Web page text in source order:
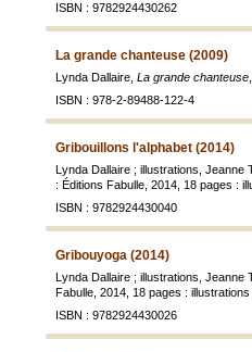
ISBN : 9782924430262
La grande chanteuse (2009)
Lynda Dallaire, La grande chanteuse
ISBN : 978-2-89488-122-4
Gribouillons l'alphabet (2014)
Lynda Dallaire ; illustrations, Jeanne
: Éditions Fabulle, 2014, 18 pages :
ISBN : 9782924430040
Gribouyoga (2014)
Lynda Dallaire ; illustrations, Jeanne
Fabulle, 2014, 18 pages : illustrations
ISBN : 9782924430026